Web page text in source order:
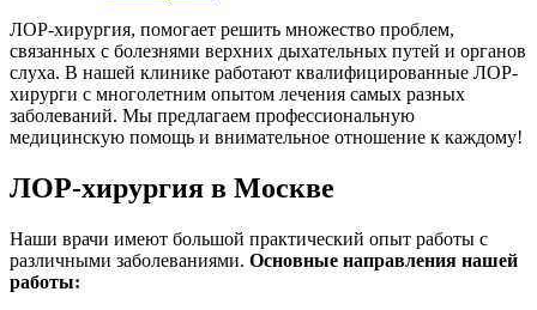
ЛОР-хирургия, помогает решить множество проблем,
связанных с болезнями верхних дыхательных путей и органов
слуха. В нашей клинике работают квалифицированные ЛОР-
хирурги с многолетним опытом лечения самых разных
заболеваний. Мы предлагаем профессиональную
медицинскую помощь и внимательное отношение к каждому!
ЛОР-хирургия в Москве
Наши врачи имеют большой практический опыт работы с
различными заболеваниями. Основные направления нашей
работы: